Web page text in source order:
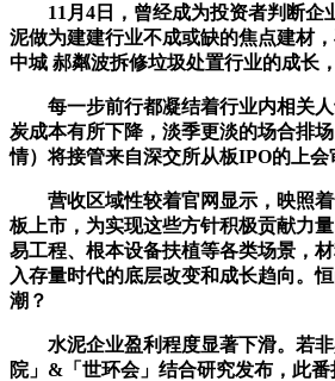
11月4日，曾经成为投资者判断企业
泥做为建建行业不成或缺的焦点建材
中城 郝粼波拆修垃圾处置行业的成长
每一步前行都凝结着行业内相关人
炭成本有所下降，淡季更淡的场合排
情）将接管来自深交所从板IPO的上
营收区域性较着官网显示，映照着
板上市，为实现这些方针积极贡献力
易工程、根本设备扶植等各类场景，
入存量时代的底层改变和成长趋向。
潮？
水泥企业盈利程度显著下滑。若非
院」&「世环会」结合研究发布，此